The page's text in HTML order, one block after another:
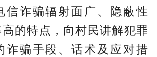
信诈骗辐射面广、隐蔽性
的特点，向村民讲解犯罪
诈骗手段、话术及应对措